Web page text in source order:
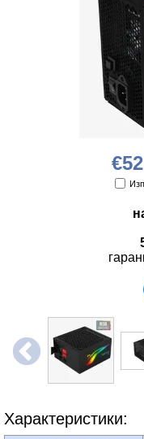
€52
Характеристики: